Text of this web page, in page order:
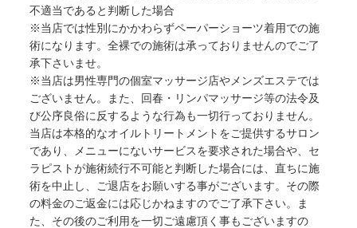
不適当であると判断した場合
※当店では性別にかかわらずペーパーショーツ着用での施
術になります。全裸での施術は承っておりませんのでご了
承下さいませ。
※当店は男性専門の個室マッサージ店やメンズエステでは
ございません。また、回春・リンパマッサージ等の法令及
び公序良俗に反するような行為も一切行っておりません。
当店は本格的なオイルトリートメントをご提供するサロン
であり、メニューにないサービスを要求された場合や、セ
ラピストが施術続行不可能と判断した場合には、直ちに施
術を中止し、ご退店をお願いする事がございます。その際
の料金のご返金には応じかねますのでご了承下さい。ま
た、その後のご利用を一切ご遠慮頂く事もございますの